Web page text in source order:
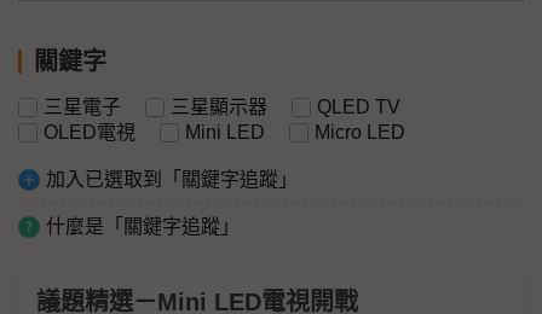
關鍵字
三星電子 三星顯示器
QLED TV
OLED電視
Mini LED Micro LED
加入已選取到「關鍵字追蹤」
什麼是「關鍵字追蹤」
議題精選－Mini LED電視開戰